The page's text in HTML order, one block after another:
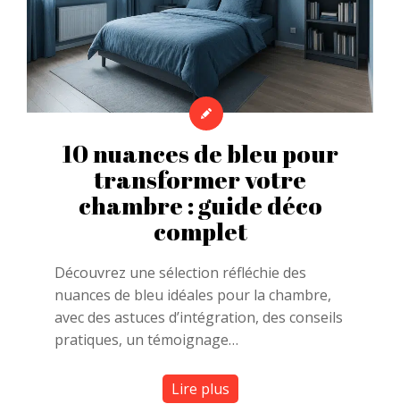
10 nuances de bleu pour
transformer votre
chambre : guide déco
complet
Découvrez une sélection réfléchie des
nuances de bleu idéales pour la chambre,
avec des astuces d’intégration, des conseils
pratiques, un témoignage…
Lire plus